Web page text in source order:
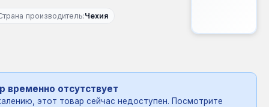
производитель:Чехия
временно отсутствует
этот товар сейчас недоступен. Посмотрите